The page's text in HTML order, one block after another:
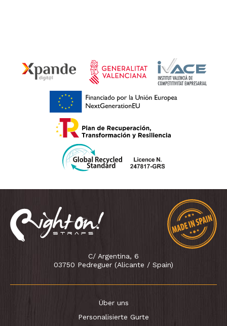
C/ Argentina, 6
03750 Pedreguer (Alicante / Spain)
Über uns
Personalisierte Gurte